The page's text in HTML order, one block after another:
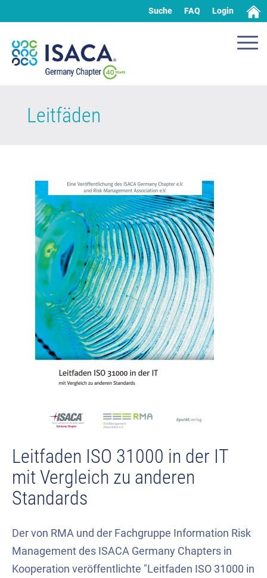
Suche FAQ Login
Leitfäden
Leitfaden ISO 31000 in der IT
mit Vergleich zu anderen
Standards
Der von RMA und der Fachgruppe Information Risk
Management des ISACA Germany Chapters in
Kooperation veröffentlichte "Leitfaden ISO 31000 in